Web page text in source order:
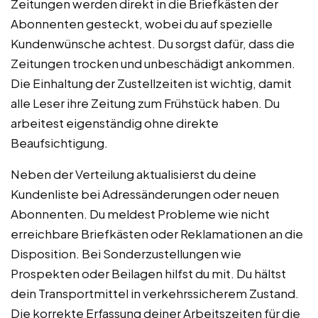
Zeitungen werden direkt in die Briefkästen der
Abonnenten gesteckt, wobei du auf spezielle
Kundenwünsche achtest. Du sorgst dafür, dass die
Zeitungen trocken und unbeschädigt ankommen.
Die Einhaltung der Zustellzeiten ist wichtig, damit
alle Leser ihre Zeitung zum Frühstück haben. Du
arbeitest eigenständig ohne direkte
Beaufsichtigung.
Neben der Verteilung aktualisierst du deine
Kundenliste bei Adressänderungen oder neuen
Abonnenten. Du meldest Probleme wie nicht
erreichbare Briefkästen oder Reklamationen an die
Disposition. Bei Sonderzustellungen wie
Prospekten oder Beilagen hilfst du mit. Du hältst
dein Transportmittel in verkehrssicherem Zustand.
Die korrekte Erfassung deiner Arbeitszeiten für die